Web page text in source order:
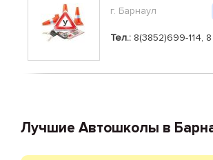
г. Барнаул
Тел.: 8(3852)699-114,
Лучшие Автошколы в